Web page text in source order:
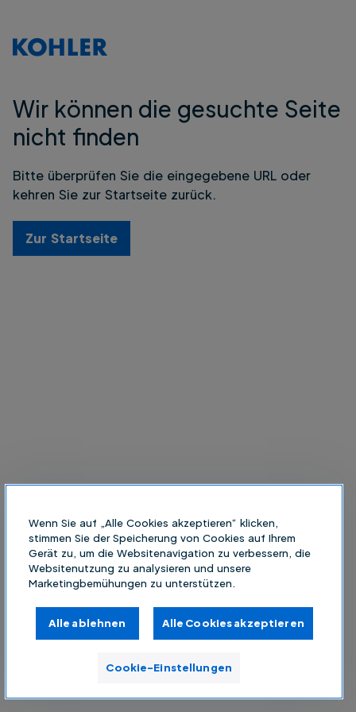
Wir können die gesuchte Seite
nicht finden
Bitte überprüfen Sie die eingegebene URL oder
kehren Sie zur Startseite zurück.
Zur Startseite
Wenn Sie auf „Alle Cookies akzeptieren“ klicken,
stimmen Sie der Speicherung von Cookies auf Ihrem
Gerät zu, um die Websitenavigation zu verbessern, die
Websitenutzung zu analysieren und unsere
Marketingbemühungen zu unterstützen.
Alle ablehnen Alle Cookies akzeptieren
Cookie-Einstellungen